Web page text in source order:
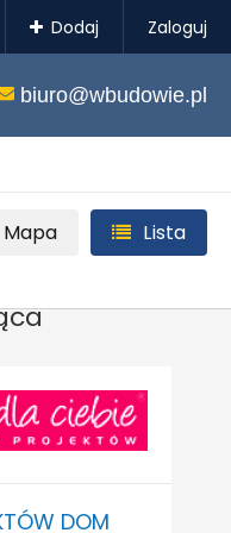
Dodaj Zaloguj
biuro@wbudowie.pl
Mapa Lista
DOM